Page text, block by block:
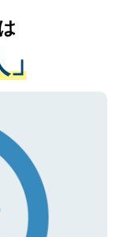
ての厳密な
に付与され
済みです。
ください。
状況や紹介
ドバイスを
転職をされ
が可能です